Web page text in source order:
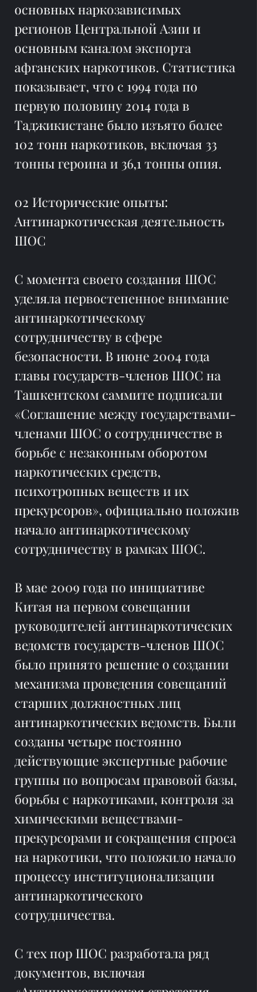
основных наркозависимых
регионов Центральной Азии и
основным каналом экспорта
афганских наркотиков. Статистика
показывает, что с 1994 года по
первую половину 2014 года в
Таджикистане было изъято более
102 тонн наркотиков, включая 33
тонны героина и 36,1 тонны опия.
02 Исторические опыты:
Антинаркотическая деятельность
ШОС
С момента своего создания ШОС
уделяла первостепенное внимание
антинаркотическому
сотрудничеству в сфере
безопасности. В июне 2004 года
главы государств-членов ШОС на
Ташкентском саммите подписали
«Соглашение между государствами-
членами ШОС о сотрудничестве в
борьбе с незаконным оборотом
наркотических средств,
психотропных веществ и их
прекурсоров», официально положив
начало антинаркотическому
сотрудничеству в рамках ШОС.
В мае 2009 года по инициативе
Китая на первом совещании
руководителей антинаркотических
ведомств государств-членов ШОС
было принято решение о создании
механизма проведения совещаний
старших должностных лиц
антинаркотических ведомств. Были
созданы четыре постоянно
действующие экспертные рабочие
группы по вопросам правовой базы,
борьбы с наркотиками, контроля за
химическими веществами-
прекурсорами и сокращения спроса
на наркотики, что положило начало
процессу институционализации
антинаркотического
сотрудничества.
С тех пор ШОС разработала ряд
документов, включая